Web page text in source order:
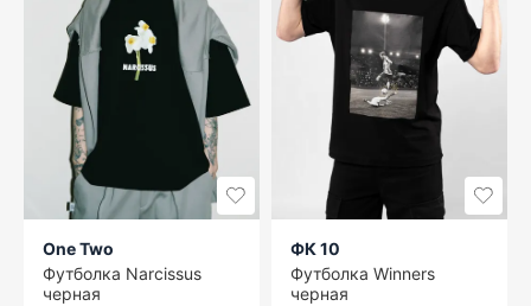
One Two
Футболка Narcissus
черная
ФК 10
Футболка Winners
черная